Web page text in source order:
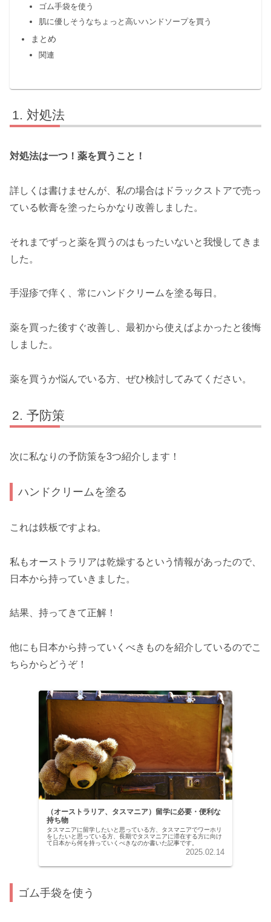
ゴム手袋を使う
肌に優しそうなちょっと高いハンドソープを買う
まとめ
関連
対処法
対処法は一つ！薬を買うこと！
詳しくは書けませんが、私の場合はドラックストアで売っ
ている軟膏を塗ったらかなり改善しました。
それまでずっと薬を買うのはもったいないと我慢してきま
した。
手湿疹で痒く、常にハンドクリームを塗る毎日。
薬を買った後すぐ改善し、最初から使えばよかったと後悔
しました。
薬を買うか悩んでいる方、ぜひ検討してみてください。
予防策
次に私なりの予防策を3つ紹介します！
ハンドクリームを塗る
これは鉄板ですよね。
私もオーストラリアは乾燥するという情報があったので、
日本から持っていきました。
結果、持ってきて正解！
他にも日本から持っていくべきものを紹介しているのでこ
ちらからどうぞ！
（オーストラリア、タスマニア）留学に必要・便利な
持ち物
タスマニアに留学したいと思っている方、タスマニアでワーホリ
をしたいと思っている方、長期でタスマニアに滞在する方に向け
て日本から何を持っていくべきなのか書いた記事です。
2025.02.14
ゴム手袋を使う